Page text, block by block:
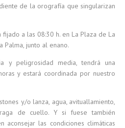
de la orografía que singularizan
a las 08:30 h. en La Plaza de La
Palma, junto al enano.
y peligrosidad media, tendrá una
y estará coordinada por nuestro
y/o lanza, agua, avituallamiento,
de cuello. Y si fuese también
aconsejar las condiciones climáticas